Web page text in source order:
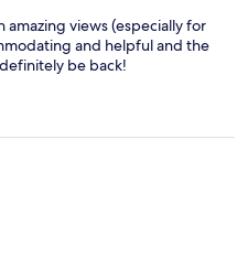
views (especially for
and helpful and the
be back!